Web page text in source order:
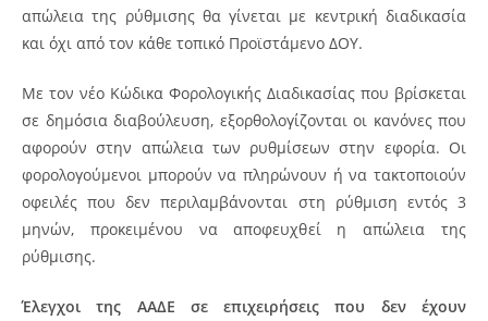
απώλεια της ρύθμισης θα γίνεται με κεντρική διαδικασία
και όχι από τον κάθε τοπικό Προϊστάμενο ΔΟΥ.
Με τον νέο Κώδικα Φορολογικής Διαδικασίας που βρίσκεται
σε δημόσια διαβούλευση, εξορθολογίζονται οι κανόνες που
αφορούν στην απώλεια των ρυθμίσεων στην εφορία. Οι
φορολογούμενοι μπορούν να πληρώνουν ή να τακτοποιούν
οφειλές που δεν περιλαμβάνονται στη ρύθμιση εντός 3
μηνών, προκειμένου να αποφευχθεί η απώλεια της
ρύθμισης.
Έλεγχοι της ΑΑΔΕ σε επιχειρήσεις που δεν έχουν